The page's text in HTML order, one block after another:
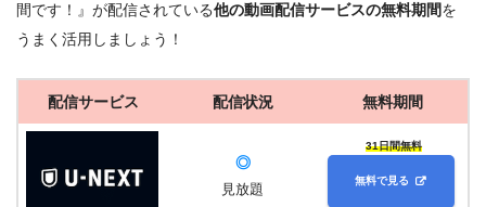
間です！』が配信されている他の動画配信サービスの無料期間を
うまく活用しましょう！
配信サービス 配信状況 無料期間
◎
見放題
31日間無料
無料で見る